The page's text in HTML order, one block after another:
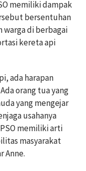
memiliki dampak
bersentuhan
warga di berbagai
kereta api
ada harapan
orang tua yang
yang mengejar
usahanya
memiliki arti
masyarakat
Anne.